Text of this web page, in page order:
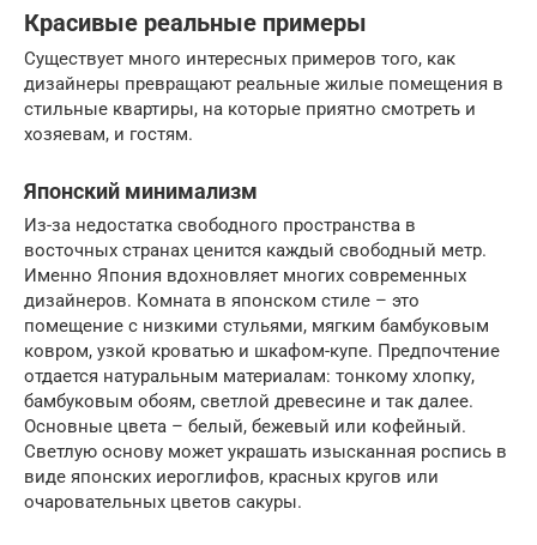
Красивые реальные примеры
Существует много интересных примеров того, как
дизайнеры превращают реальные жилые помещения в
стильные квартиры, на которые приятно смотреть и
хозяевам, и гостям.
Японский минимализм
Из-за недостатка свободного пространства в
восточных странах ценится каждый свободный метр.
Именно Япония вдохновляет многих современных
дизайнеров. Комната в японском стиле – это
помещение с низкими стульями, мягким бамбуковым
ковром, узкой кроватью и шкафом-купе. Предпочтение
отдается натуральным материалам: тонкому хлопку,
бамбуковым обоям, светлой древесине и так далее.
Основные цвета – белый, бежевый или кофейный.
Светлую основу может украшать изысканная роспись в
виде японских иероглифов, красных кругов или
очаровательных цветов сакуры.